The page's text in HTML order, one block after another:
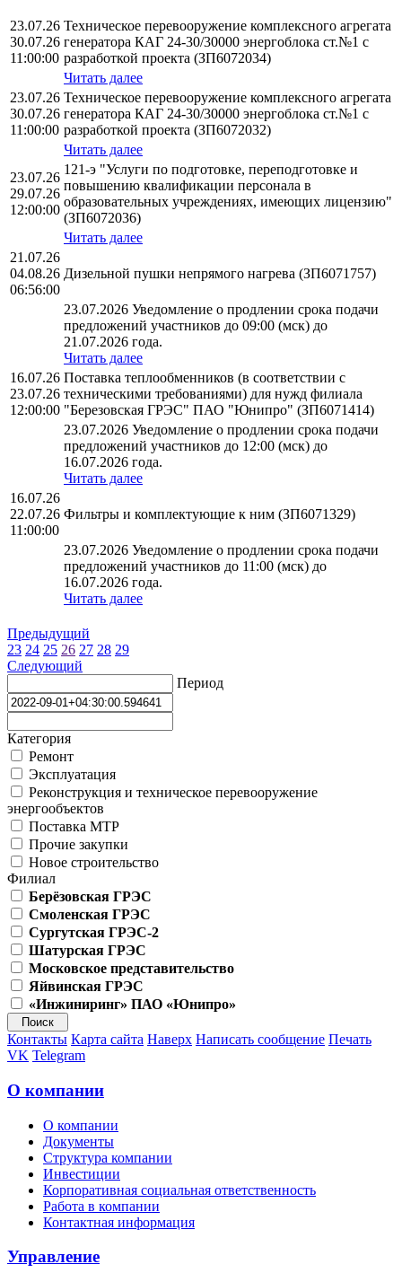
23.07.26
30.07.26
11:00:00
Техническое перевооружение комплексного агрегата
генератора КАГ 24-30/30000 энергоблока ст.№1 с
разработкой проекта (ЗП6072034)
Читать далее
23.07.26
30.07.26
11:00:00
Техническое перевооружение комплексного агрегата
генератора КАГ 24-30/30000 энергоблока ст.№1 с
разработкой проекта (ЗП6072032)
Читать далее
23.07.26
29.07.26
12:00:00
121-э "Услуги по подготовке, переподготовке и
повышению квалификации персонала в
образовательных учреждениях, имеющих лицензию"
(ЗП6072036)
Читать далее
21.07.26
04.08.26
06:56:00
Дизельной пушки непрямого нагрева (ЗП6071757)
23.07.2026 Уведомление о продлении срока подачи
предложений участников до 09:00 (мск) до
21.07.2026 года.
Читать далее
16.07.26
23.07.26
12:00:00
Поставка теплообменников (в соответствии с
техническими требованиями) для нужд филиала
"Березовская ГРЭС" ПАО "Юнипро" (ЗП6071414)
23.07.2026 Уведомление о продлении срока подачи
предложений участников до 12:00 (мск) до
16.07.2026 года.
Читать далее
16.07.26
22.07.26
11:00:00
Фильтры и комплектующие к ним (ЗП6071329)
23.07.2026 Уведомление о продлении срока подачи
предложений участников до 11:00 (мск) до
16.07.2026 года.
Читать далее
Предыдущий
23 24 25 26 27 28 29
Следующий
Период
Категория
Ремонт
Эксплуатация
Реконструкция и техническое перевооружение
энергообъектов
Поставка МТР
Прочие закупки
Новое строительство
Филиал
Берёзовская ГРЭС
Смоленская ГРЭС
Сургутская ГРЭС-2
Шатурская ГРЭС
Московское представительство
Яйвинская ГРЭС
«Инжиниринг» ПАО «Юнипро»
Контакты Карта сайта Наверх Написать сообщение Печать
VK Telegram
О компании
О компании
Документы
Структура компании
Инвестиции
Корпоративная социальная ответственность
Работа в компании
Контактная информация
Управление